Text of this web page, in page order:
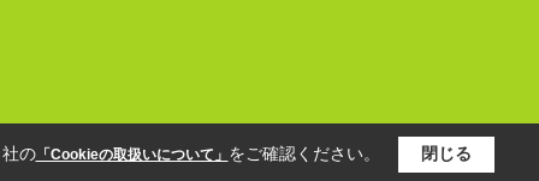
の「Cookieの取扱いについて」 をご確認ください。 閉じる